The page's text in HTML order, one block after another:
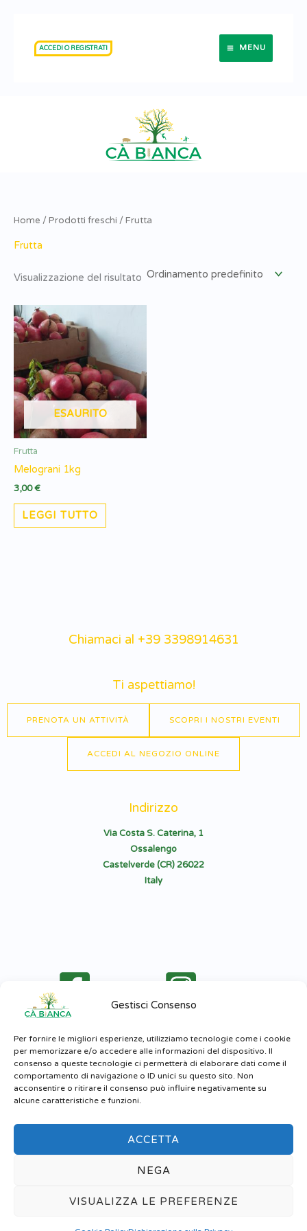
Gestisci Consenso
Per fornire le migliori esperienze, utilizziamo tecnologie come i cookie
per memorizzare e/o accedere alle informazioni del dispositivo. Il
consenso a queste tecnologie ci permetterà di elaborare dati come il
comportamento di navigazione o ID unici su questo sito. Non
acconsentire o ritirare il consenso può influire negativamente su
alcune caratteristiche e funzioni.
ACCETTA
NEGA
VISUALIZZA LE PREFERENZE
effettuiamo spedizioni, effettua comodamente la tua
contenutoACCEDI O REGISTRATI MENU
Home /Prodotti freschi / Frutta
Frutta
Visualizzazione del risultato
ESAURITO
Frutta
Melograni 1kg
3,00€
LEGGI TUTTO
Chiamaci al +39 3398914631
Ti aspettiamo!
PRENOTA UN ATTIVITÀ SCOPRI I NOSTRI EVENTI
ACCEDI AL NEGOZIO ONLINE
Indirizzo
Via Costa S. Caterina, 1
Ossalengo
Castelverde (CR) 26022
Italy
Home Le Attività e i Servizi
Negozio Online
Contatti